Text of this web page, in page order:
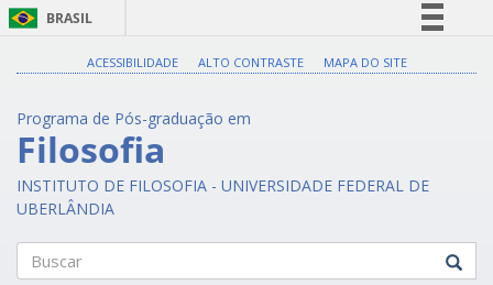
BRASIL
Legislação
ACESSIBILIDADE ALTO CONTRASTE MAPA DO SITE
Programa de Pós-graduação em
Filosofia
INSTITUTO DE FILOSOFIA - UNIVERSIDADE FEDERAL DE
UBERLÂNDIA